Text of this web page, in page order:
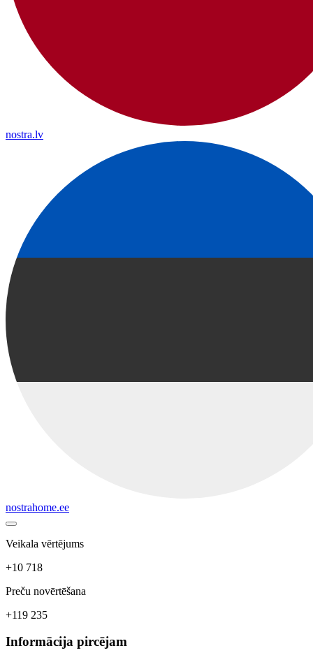
nostra.lv
nostrahome.ee
Veikala vērtējums
+10 718
Preču novērtēšana
+119 235
Informācija pircējam